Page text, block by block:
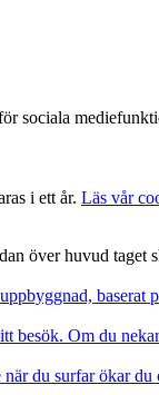
sociala
i ett år. Läs vår
över huvud taget
baserat
besök. Om du
du surfar ökar